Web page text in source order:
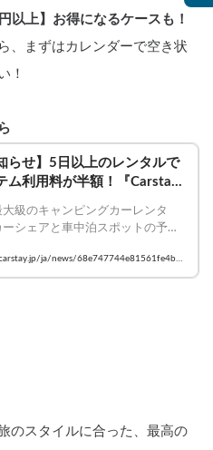
上】お得になるケースも！
、まずはカレンダーで空き状
！
らせ】5日以上のレンタルで
ム利用料が半額！『Carstay
大級のキャンピングカーレンタ
ーシェアと車中泊スポットの予約
展開するCarstay（カーステイ）
社（本社：神奈川県横浜市、代表
ja/news/68e747744e81561fe4b23
のスタイルに合った、最高の